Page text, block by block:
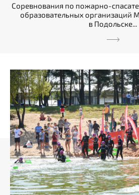
Соревнования по пожарно-
образовательных организаций
в Подольске...